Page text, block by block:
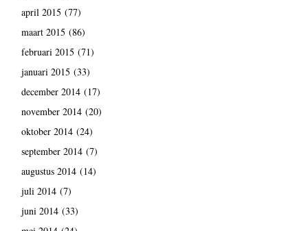
april 2015 (77)
maart 2015 (86)
februari 2015 (71)
januari 2015 (33)
december 2014(17)
november 2014(20)
oktober 2014(24)
september 2014(7)
augustus 2014(14)
juli 2014(7)
juni 2014(33)